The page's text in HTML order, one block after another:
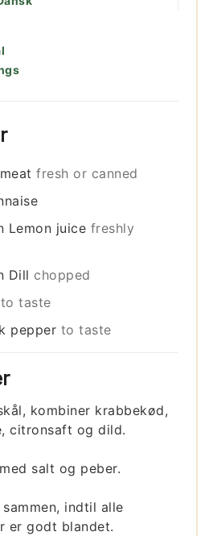
fresh or canned
Lemon juice freshly
Dill chopped
to taste
pepper to taste
kombiner krabbekød,
citronsaft og dild.
salt og peber.
indtil alle
er godt blandet.